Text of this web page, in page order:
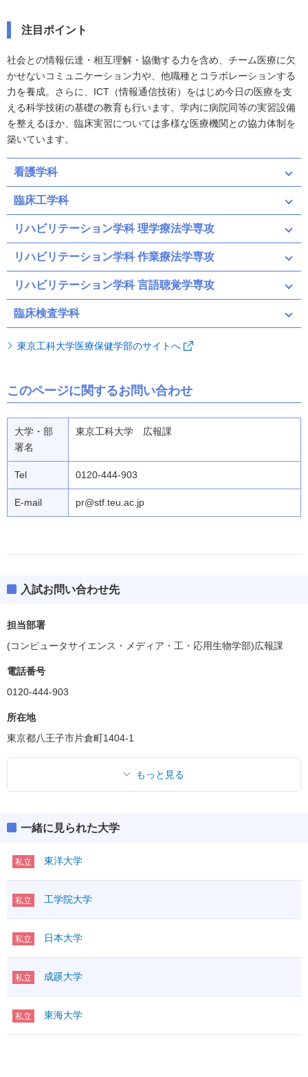
注目ポイント
社会との情報伝達・相互理解・協働する力を含め、チーム医療に欠
かせないコミュニケーション力や、他職種とコラボレーションする
力を養成。さらに、ICT（情報通信技術）をはじめ今日の医療を支
える科学技術の基礎の教育も行います。学内に病院同等の実習設備
を整えるほか、臨床実習については多様な医療機関との協力体制を
築いています。
看護学科
臨床工学科
リハビリテーション学科 理学療法学専攻
リハビリテーション学科 作業療法学専攻
リハビリテーション学科 言語聴覚学専攻
臨床検査学科
東京工科大学医療保健学部のサイトへ
このページに関するお問い合わせ
大学・部
署名
東京工科大学 広報課
Tel 0120-444-903
E-mail pr@stf.teu.ac.jp
入試お問い合わせ先
担当部署
(コンピュータサイエンス・メディア・工・応用生物学部)広報課
電話番号
0120-444-903
所在地
東京都八王子市片倉町1404-1
もっと見る
一緒に見られた大学
私立 東洋大学
私立 工学院大学
私立 日本大学
私立 成蹊大学
私立 東海大学